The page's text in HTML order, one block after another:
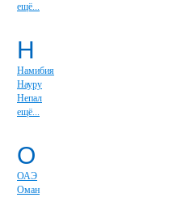
ещё...
Н
Намибия
Науру
Непал
ещё...
О
ОАЭ
Оман